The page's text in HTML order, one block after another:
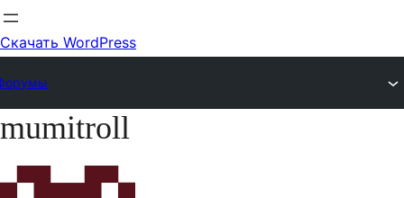
Скачать WordPress
Перейти
mumitroll